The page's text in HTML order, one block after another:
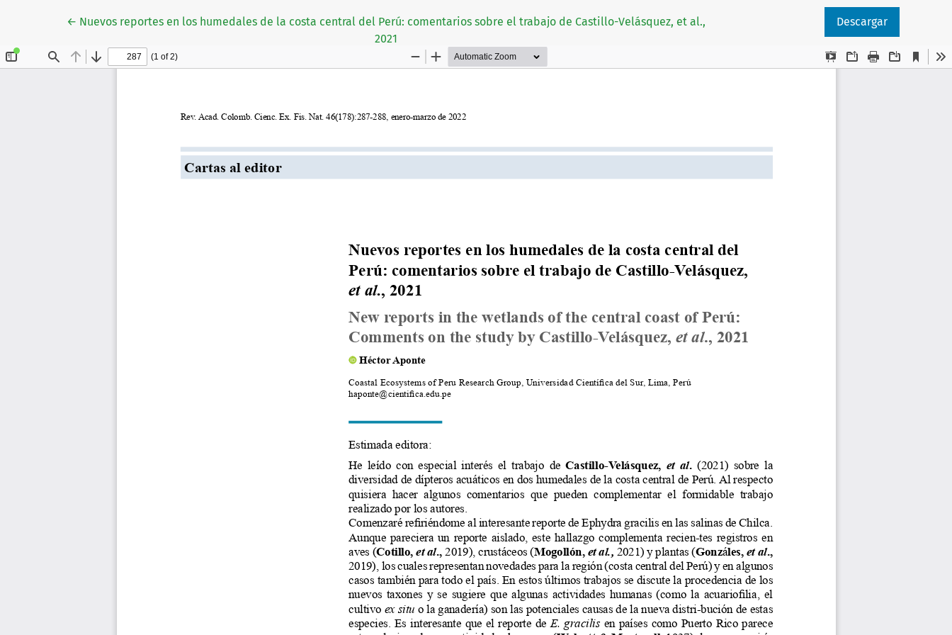
← Volver a los detalles del artículo
Nuevos reportes en los humedales de la costa central del Perú: comentarios sobre el trabajo de Castillo-Velásquez, et al.,
2021
Descargar